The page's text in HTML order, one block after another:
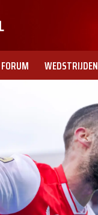
FORUM WEDSTRIJDEN